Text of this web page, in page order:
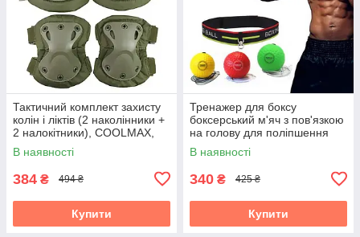
Тактичний комплект захисту
колін і ліктів (2 наколінники +
2 налокітники), COOLMAX,
Nylon Oxfor НАБІР
В наявності
384 ₴ 494 ₴
Купити
Тренажер для боксу
боксерський м'яч з пов'язкою
на голову для поліпшення
координації та реакції
В наявності
340 ₴ 425 ₴
Купити